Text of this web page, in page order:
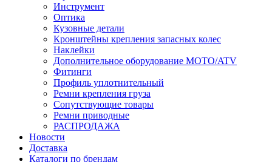
Инструмент
Оптика
Кузовные детали
Кронштейны крепления запасных колес
Наклейки
Дополнительное оборудование MOTO/ATV
Фитинги
Профиль уплотнительный
Ремни крепления груза
Сопутствующие товары
Ремни приводные
РАСПРОДАЖА
Новости
Доставка
Каталоги по брендам